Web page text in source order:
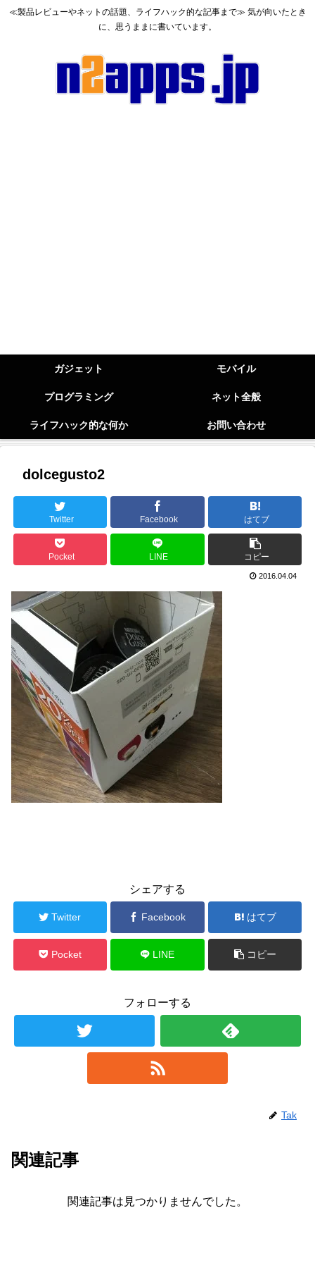
≪製品レビューやネットの話題、ライフハック的な記事まで≫ 気が向いたとき
に、思うままに書いています。
ガジェット モバイル
プログラミング ネット全般
ライフハック的な何か お問い合わせ
dolcegusto2
Twitter Facebook はてブ
Pocket LINE コピー
2016.04.04
シェアする
Twitter Facebook はてブ
Pocket LINE コピー
フォローする
Tak
関連記事
関連記事は見つかりませんでした。